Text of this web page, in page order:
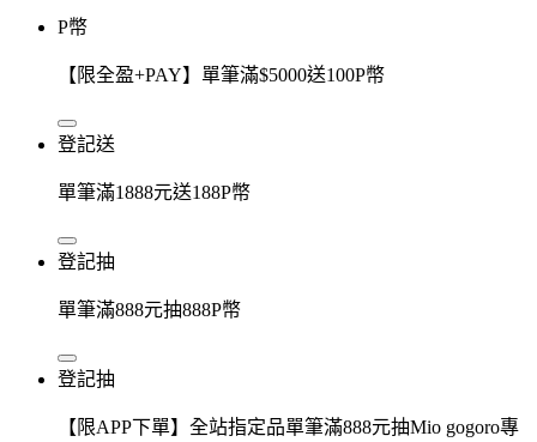
P幣
【限全盈+PAY】單筆滿$5000送100P幣
登記送
單筆滿1888元送188P幣
登記抽
單筆滿888元抽888P幣
登記抽
【限APP下單】全站指定品單筆滿888元抽Mio gogoro專